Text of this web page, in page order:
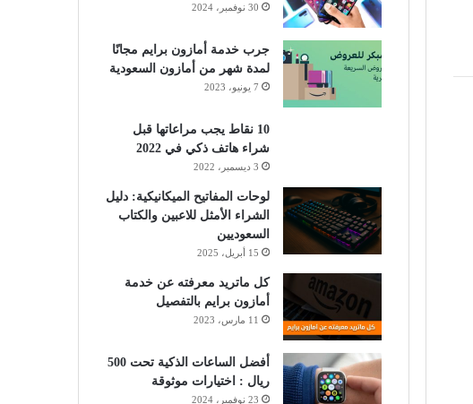
30 نوفمبر، 2024
جرب خدمة أمازون برايم مجانًا
لمدة شهر من أمازون السعودية
7 يونيو، 2023
10 نقاط يجب مراعاتها قبل
شراء هاتف ذكي في 2022
3 ديسمبر، 2022
لوحات المفاتيح الميكانيكية: دليل
الشراء الأمثل للاعبين والكتاب
السعوديين
15 أبريل، 2025
كل ماتريد معرفته عن خدمة
أمازون برايم بالتفصيل
11 مارس، 2023
أفضل الساعات الذكية تحت 500
ريال : اختيارات موثوقة
23 نوفمبر، 2024